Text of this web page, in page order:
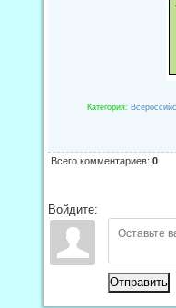
Категория:
Всего комментариев: 0
Войдите:
Отправить